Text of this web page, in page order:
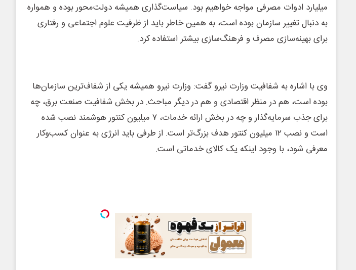
میلیارد ادوات مصرفی مواجه خواهیم بود. سیاست‌گذاری همیشه دولت‌محور بوده و همواره
به دنبال تغییر سازمان بوده است، به همین خاطر باید از ظرفیت علوم اجتماعی و رفتاری
برای بهینه‌سازی مصرف و فرهنگ‌سازی بیشتر استفاده کرد.
وی با اشاره به شفافیت وزارت نیرو گفت: وزارت نیرو همیشه یکی از شفاف‌ترین سازمان‌ها
بوده است، هم در منظر اقتصادی و هم در دیگر مباحث. در بخش شفافیت صنعت برق، چه
برای جذب سرمایه‌گذار و چه در بخش ارائه خدمات، ۷ میلیون کنتور هوشمند نصب شده
است و نصب ۱۲ میلیون کنتور هدف بزرگ‌تر است. از طرفی باید انرژی به عنوان کسب‌وکار
معرفی شود، با وجود اینکه یک کالای خدماتی است.